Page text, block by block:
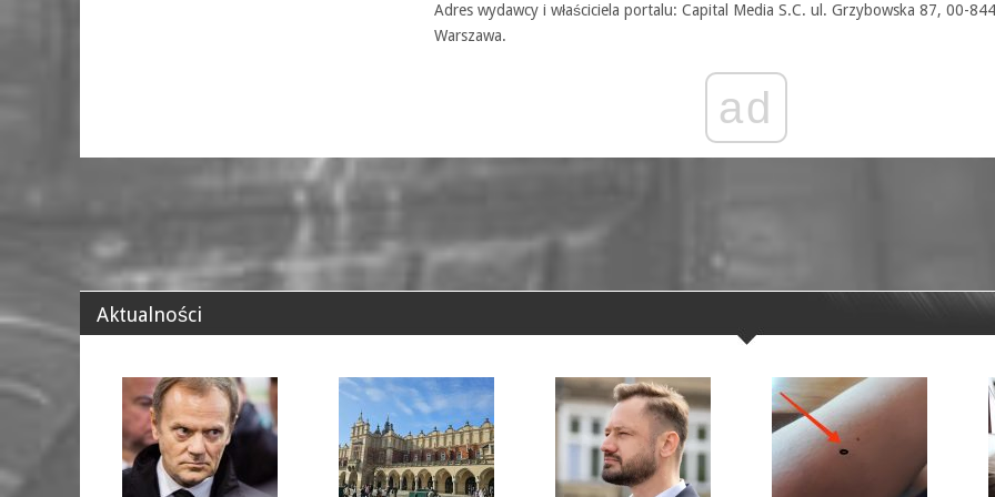
Adres wydawcy i właściciela portalu: Capital Media S.C. ul. Grzybowska 87, 00-844
Warszawa.
ad
Aktualności